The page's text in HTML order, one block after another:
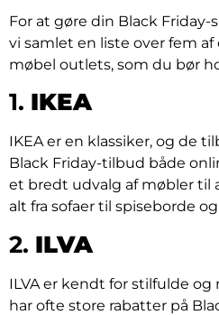
For at gøre din Black
vi samlet en liste over fem
møbel outlets, som du bør
1. IKEA
IKEA er en klassiker, og de
Black Friday-tilbud både
et bredt udvalg af møbler til
alt fra sofaer til spiseborde
2. ILVA
ILVA er kendt for stilfulde
har ofte store rabatter på